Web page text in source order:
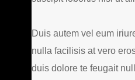
Duis autem vel eum
nulla facilisis at vero
duis dolore te feugait